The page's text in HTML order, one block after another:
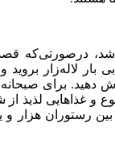
درصورتی‌که قصد
بار لاله‌زار
برای صبحانه
و غذاهایی لذیذ از
بین رستوران هزار